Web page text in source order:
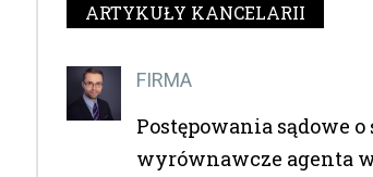
ARTYKUŁY KANCELARII
FIRMA
Postępowania sądowe
wyrównawcze agenta